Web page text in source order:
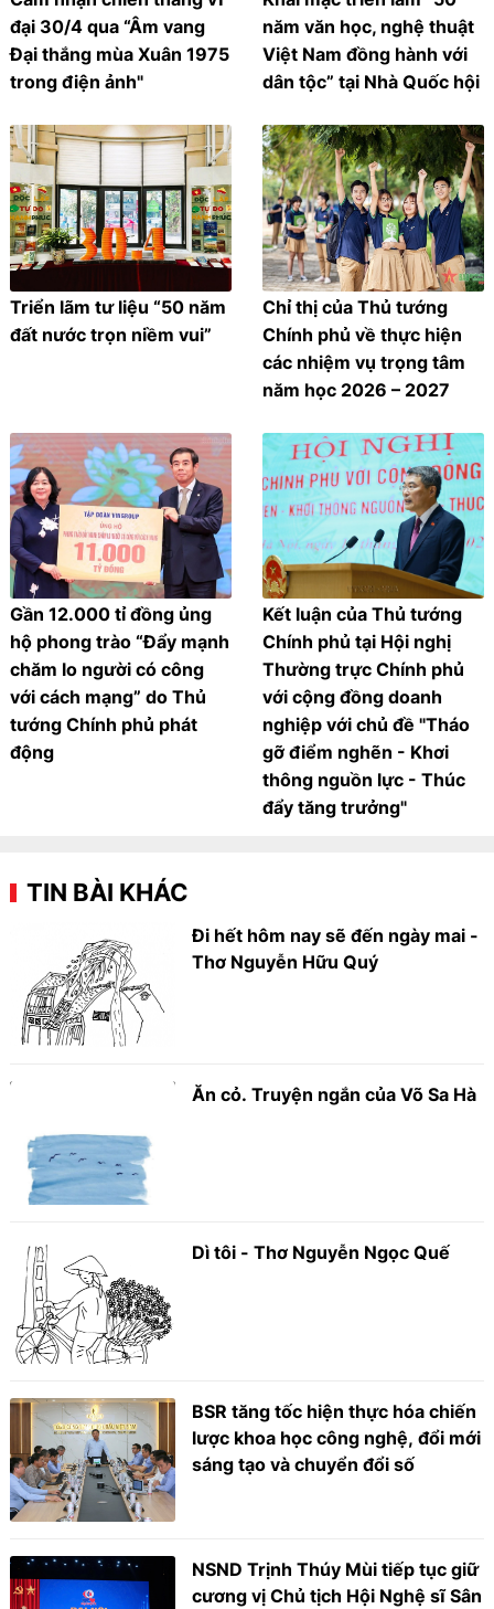
đại 30/4 qua “Âm vang
Đại thắng mùa Xuân 1975
trong điện ảnh"
năm văn học, nghệ thuật
Việt Nam đồng hành với
dân tộc” tại Nhà Quốc hội
Triển lãm tư liệu “50 năm
đất nước trọn niềm vui”
Chỉ thị của Thủ tướng
Chính phủ về thực hiện
các nhiệm vụ trọng tâm
năm học 2026 – 2027
Gần 12.000 tỉ đồng ủng
hộ phong trào “Đẩy mạnh
chăm lo người có công
với cách mạng” do Thủ
tướng Chính phủ phát
động
Kết luận của Thủ tướng
Chính phủ tại Hội nghị
Thường trực Chính phủ
với cộng đồng doanh
nghiệp với chủ đề "Tháo
gỡ điểm nghẽn - Khơi
thông nguồn lực - Thúc
đẩy tăng trưởng"
TIN BÀI KHÁC
Đi hết hôm nay sẽ đến ngày mai -
Thơ Nguyễn Hữu Quý
Ăn cỏ. Truyện ngắn của Võ Sa Hà
Dì tôi - Thơ Nguyễn Ngọc Quế
BSR tăng tốc hiện thực hóa chiến
lược khoa học công nghệ, đổi mới
sáng tạo và chuyển đổi số
NSND Trịnh Thúy Mùi tiếp tục giữ
cương vị Chủ tịch Hội Nghệ sĩ Sân